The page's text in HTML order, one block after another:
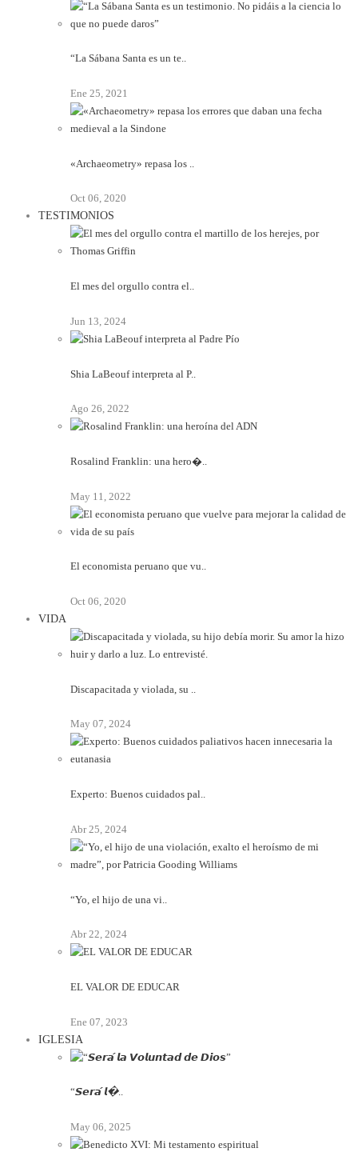
“La Sábana Santa es un te..
Ene 25, 2021
«Archaeometry» repasa los ..
Oct 06, 2020
TESTIMONIOS
El mes del orgullo contra el..
Jun 13, 2024
Shia LaBeouf interpreta al P..
Ago 26, 2022
Rosalind Franklin: una hero�..
May 11, 2022
El economista peruano que vu..
Oct 06, 2020
VIDA
Discapacitada y violada, su ..
May 07, 2024
Experto: Buenos cuidados pal..
Abr 25, 2024
“Yo, el hijo de una vi..
Abr 22, 2024
EL VALOR DE EDUCAR
Ene 07, 2023
IGLESIA
“𝙎𝙚𝙧𝙖́ 𝙡�..
May 06, 2025